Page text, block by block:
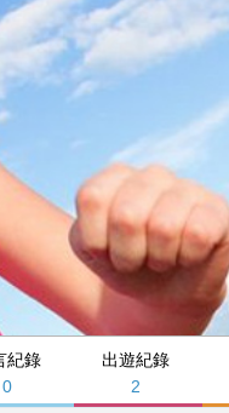
紀錄
0
出遊紀錄
2